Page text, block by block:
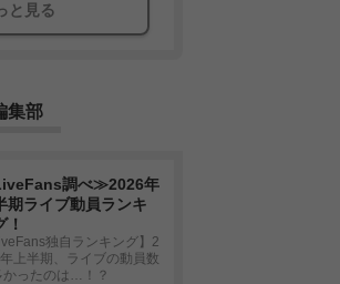
と見る
集部
調べ≫2026年
期ライブ動員ランキ
！
独自ランキング】2
上半期、ライブの動員数
かったのは…！？